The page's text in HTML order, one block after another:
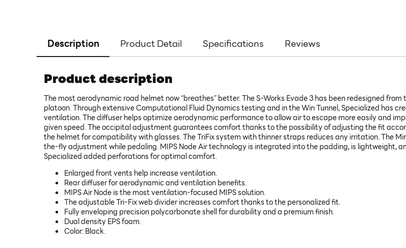
Description Product Detail Specifications Reviews
Product description
The most aerodynamic road helmet now “breathes” better. The S-Works Evade 3 has been redesigned
platoon. Through extensive Computational Fluid Dynamics testing and in the Win Tunnel, Specialized has
ventilation. The diffuser helps optimize aerodynamic performance to allow air to escape more easily and
given speed. The occipital adjustment guarantees comfort thanks to the possibility of adjusting the fit
the helmet for compatibility with glasses. The TriFix system with thinner straps reduces any irritation. The
the-fly adjustment while pedaling. MIPS Node Air technology is integrated into the padding, is lightweight,
Specialized added perforations for optimal comfort.
Enlarged front vents help increase ventilation.
Rear diffuser for aerodynamic and ventilation benefits.
MIPS Air Node is the most ventilation-focused MIPS solution.
The adjustable Tri-Fix web divider increases comfort thanks to the personalized fit.
Fully enveloping precision polycarbonate shell for durability and a premium finish.
Dual density EPS foam.
Color: Black.